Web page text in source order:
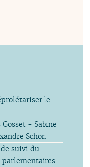
le
- Sabine
Schon
de suivi du
parlementaires